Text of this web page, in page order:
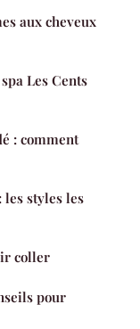
aux cheveux
Les Cents
: comment
les styles les
coller
pour